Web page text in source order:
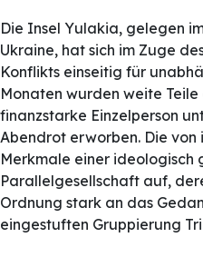
Die Insel Yulakia, gelegen
Ukraine, hat sich im Zuge
Konflikts einseitig für
Monaten wurden weite
finanzstarke Einzelperson
Abendrot erworben. Die
Merkmale einer ideologisch
Parallelgesellschaft auf,
Ordnung stark an das
eingestuften Gruppierung